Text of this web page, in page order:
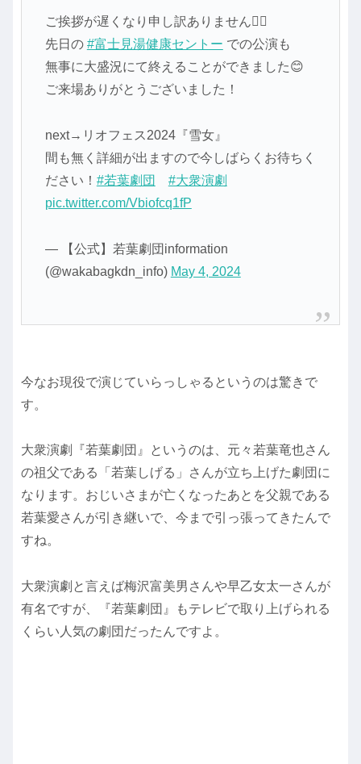
ご挨拶が遅くなり申し訳ありません🙇‍♀️
先日の #富士見湯健康セントー での公演も
無事に大盛況にて終えることができました😊
ご来場ありがとうございました！
next→リオフェス2024『雪女』
間も無く詳細が出ますので今しばらくお待ちく
ださい！ #若葉劇団
#大衆演劇
pic.twitter.com/Vbiofcq1fP
— 【公式】若葉劇団information
(@wakabagkdn_info) May 4, 2024
今なお現役で演じていらっしゃるというのは驚きで
す。
大衆演劇『若葉劇団』というのは、元々若葉竜也さん
の祖父である「若葉しげる」さんが立ち上げた劇団に
なります。おじいさまが亡くなったあとを父親である
若葉愛さんが引き継いで、今まで引っ張ってきたんで
すね。
大衆演劇と言えば梅沢富美男さんや早乙女太一さんが
有名ですが、『若葉劇団』もテレビで取り上げられる
くらい人気の劇団だったんですよ。